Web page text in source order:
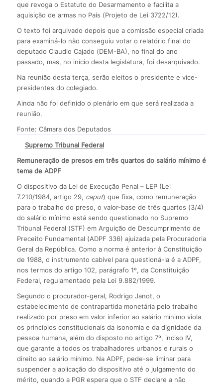
que revoga o Estatuto do Desarmamento e facilita a
aquisição de armas no País (Projeto de Lei 3722/12).
O texto foi arquivado depois que a comissão especial criada
para examiná-lo não conseguiu votar o relatório final do
deputado Claudio Cajado (DEM-BA), no final do ano
passado, mas, no início desta legislatura, foi desarquivado.
Na reunião desta terça, serão eleitos o presidente e vice-
presidentes do colegiado.
Ainda não foi definido o plenário em que será realizada a
reunião.
Fonte: Câmara dos Deputados
Supremo Tribunal Federal
Remuneração de presos em três quartos do salário mínimo é
tema de ADPF
O dispositivo da Lei de Execução Penal – LEP (Lei
7.210/1984, artigo 29, caput) que fixa, como remuneração
para o trabalho do preso, o valor-base de três quartos (3/4)
do salário mínimo está sendo questionado no Supremo
Tribunal Federal (STF) em Arguição de Descumprimento de
Preceito Fundamental (ADPF 336) ajuizada pela Procuradoria
Geral da República. Como a norma é anterior à Constituição
de 1988, o instrumento cabível para questioná-la é a ADPF,
nos termos do artigo 102, parágrafo 1º, da Constituição
Federal, regulamentado pela Lei 9.882/1999.
Segundo o procurador-geral, Rodrigo Janot, o
estabelecimento de contrapartida monetária pelo trabalho
realizado por preso em valor inferior ao salário mínimo viola
os princípios constitucionais da isonomia e da dignidade da
pessoa humana, além do disposto no artigo 7º, inciso IV,
que garante a todos os trabalhadores urbanos e rurais o
direito ao salário mínimo. Na ADPF, pede-se liminar para
suspender a aplicação do dispositivo até o julgamento do
mérito, quando a PGR espera que o STF declare a não